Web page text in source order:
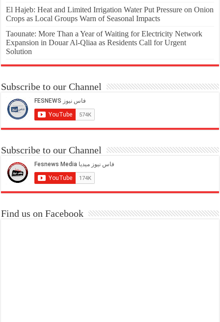
El Hajeb: Heat and Limited Irrigation Water Put Pressure on Onion
Crops as Local Groups Warn of Seasonal Impacts
Taounate: More Than a Year of Waiting for Electricity Network
Expansion in Douar Al-Qliaa as Residents Call for Urgent
Solution
Subscribe to our Channel
Subscribe to our Channel
Find us on Facebook